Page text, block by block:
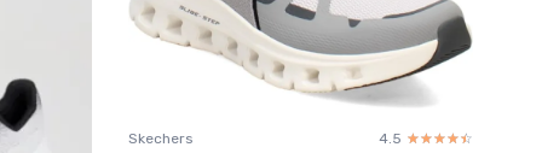
Skechers 4.5 ☆☆☆☆☆
★★★★★